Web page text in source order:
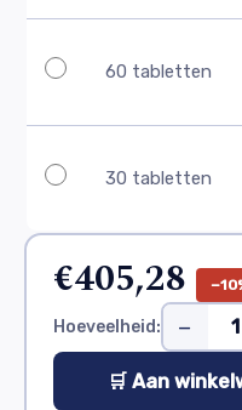
60 tabletten
30 tabletten
€405,28
Hoeveelheid: −
🛒 Aan